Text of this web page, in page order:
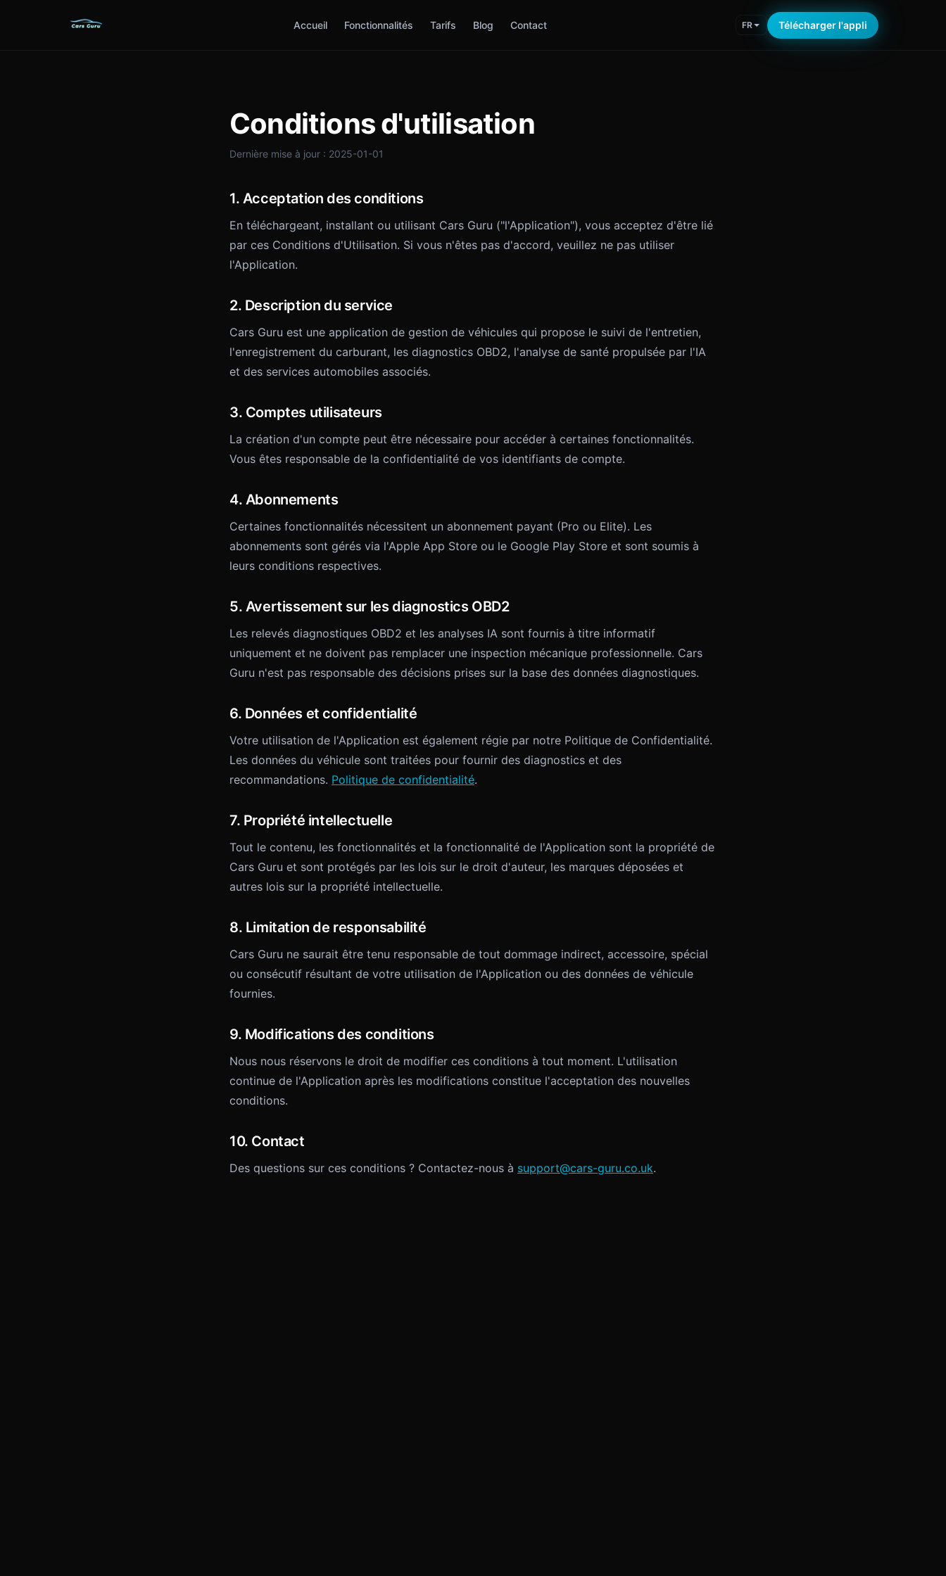
Accueil Fonctionnalités Tarifs Blog Contact FR Télécharger l'appli
Conditions d'utilisation
Dernière mise à jour : 2025-01-01
1. Acceptation des conditions
En téléchargeant, installant ou utilisant Cars Guru ("l'Application"), vous acceptez d'être lié
par ces Conditions d'Utilisation. Si vous n'êtes pas d'accord, veuillez ne pas utiliser
l'Application.
2. Description du service
Cars Guru est une application de gestion de véhicules qui propose le suivi de l'entretien,
l'enregistrement du carburant, les diagnostics OBD2, l'analyse de santé propulsée par l'IA
et des services automobiles associés.
3. Comptes utilisateurs
La création d'un compte peut être nécessaire pour accéder à certaines fonctionnalités.
Vous êtes responsable de la confidentialité de vos identifiants de compte.
4. Abonnements
Certaines fonctionnalités nécessitent un abonnement payant (Pro ou Elite). Les
abonnements sont gérés via l'Apple App Store ou le Google Play Store et sont soumis à
leurs conditions respectives.
5. Avertissement sur les diagnostics OBD2
Les relevés diagnostiques OBD2 et les analyses IA sont fournis à titre informatif
uniquement et ne doivent pas remplacer une inspection mécanique professionnelle. Cars
Guru n'est pas responsable des décisions prises sur la base des données diagnostiques.
6. Données et confidentialité
Votre utilisation de l'Application est également régie par notre Politique de Confidentialité.
Les données du véhicule sont traitées pour fournir des diagnostics et des
recommandations. Politique de confidentialité.
7. Propriété intellectuelle
Tout le contenu, les fonctionnalités et la fonctionnalité de l'Application sont la propriété de
Cars Guru et sont protégés par les lois sur le droit d'auteur, les marques déposées et
autres lois sur la propriété intellectuelle.
8. Limitation de responsabilité
Cars Guru ne saurait être tenu responsable de tout dommage indirect, accessoire, spécial
ou consécutif résultant de votre utilisation de l'Application ou des données de véhicule
fournies.
9. Modifications des conditions
Nous nous réservons le droit de modifier ces conditions à tout moment. L'utilisation
continue de l'Application après les modifications constitue l'acceptation des nouvelles
conditions.
10. Contact
Des questions sur ces conditions ? Contactez-nous à support@cars-guru.co.uk.